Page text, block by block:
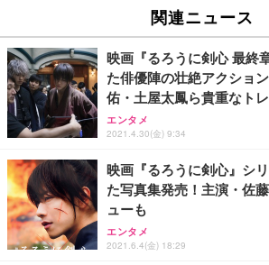
関連ニュース
映画『るろうに剣心 最終
た俳優陣の壮絶アクショ
佑・土屋太鳳ら貴重なト
エンタメ
2021.4.30(金) 9:34
映画『るろうに剣心』シ
た写真集発売！主演・佐
ューも
エンタメ
2021.6.4(金) 18:29